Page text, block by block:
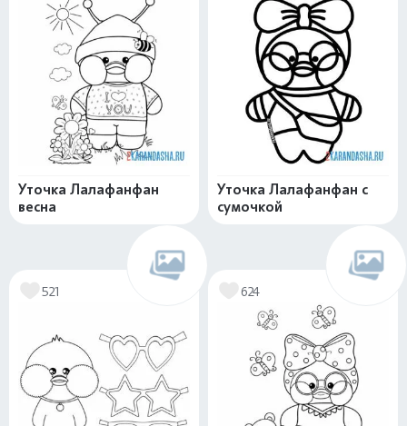
Уточка Лалафанфан
весна
Уточка Лалафанфан с
сумочкой
521 624